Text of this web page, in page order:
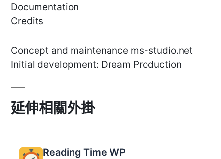
Documentation
Credits
Concept and maintenance ms-studio.net
Initial development: Dream Production
延伸相關外掛
Reading Time WP